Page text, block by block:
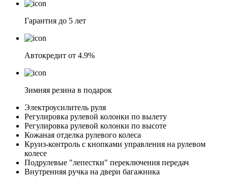
Гарантия до 5 лет
Автокредит от 4.9%
Зимняя резина в подарок
Электроусилитель руля
Регулировка рулевой колонки по вылету
Регулировка рулевой колонки по высоте
Кожаная отделка рулевого колеса
Круиз-контроль с кнопками управления на рулевом
колесе
Подрулевые "лепестки" переключения передач
Внутренняя ручка на двери багажника